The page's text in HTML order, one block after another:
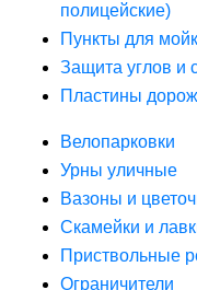
полицейские)
Пункты для
Защита углов и
Пластины
Велопарковки
Урны уличные
Вазоны и
Скамейки и
Приствольные
Ограничители